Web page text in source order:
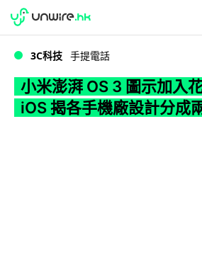
WWDC 2026
3C科技 手提電話
小米澎湃 OS 3 圖示加入
iOS 揭各手機廠設計分成